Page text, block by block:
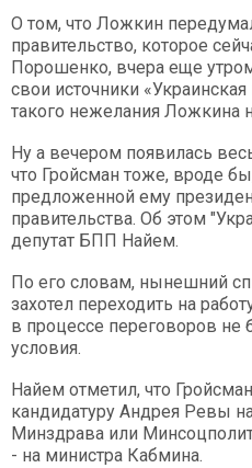
О том, что Ложкин
правительство, которое
Порошенко, вчера еще
свои источники
такого нежелания Ложкина
Ну а вечером появилась
что Гройсман тоже, вроде
предложенной ему
правительства. Об этом
депутат БПП Найем.
По его словам, нынешний
захотел переходить на
в процессе переговоров
условия.
Найем отметил, что
кандидатуру Андрея Ревы
Минздрава или
- на министра Кабмина.